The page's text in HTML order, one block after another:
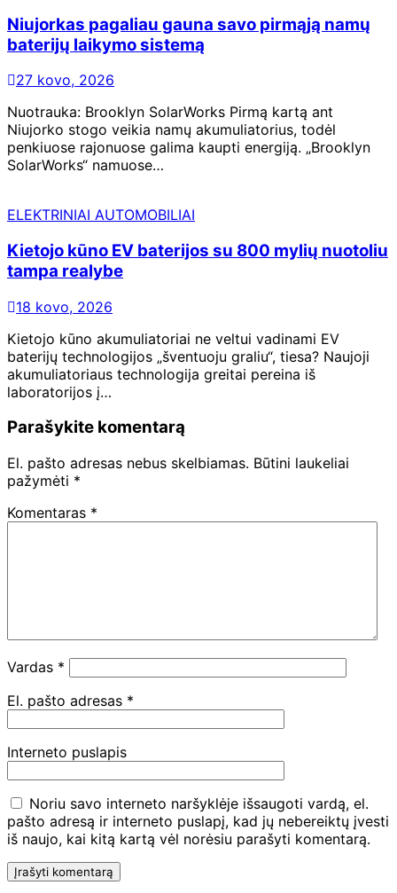
Niujorkas pagaliau gauna savo pirmąją namų
baterijų laikymo sistemą
27 kovo, 2026
Nuotrauka: Brooklyn SolarWorks Pirmą kartą ant
Niujorko stogo veikia namų akumuliatorius, todėl
penkiuose rajonuose galima kaupti energiją. „Brooklyn
SolarWorks“ namuose…
ELEKTRINIAI AUTOMOBILIAI
Kietojo kūno EV baterijos su 800 mylių nuotoliu
tampa realybe
18 kovo, 2026
Kietojo kūno akumuliatoriai ne veltui vadinami EV
baterijų technologijos „šventuoju graliu“, tiesa? Naujoji
akumuliatoriaus technologija greitai pereina iš
laboratorijos į…
Parašykite komentarą
El. pašto adresas nebus skelbiamas. Būtini laukeliai
pažymėti *
Komentaras *
Vardas *
El. pašto adresas *
Interneto puslapis
Noriu savo interneto naršyklėje išsaugoti vardą, el.
pašto adresą ir interneto puslapį, kad jų nebereiktų įvesti
iš naujo, kai kitą kartą vėl norėsiu parašyti komentarą.